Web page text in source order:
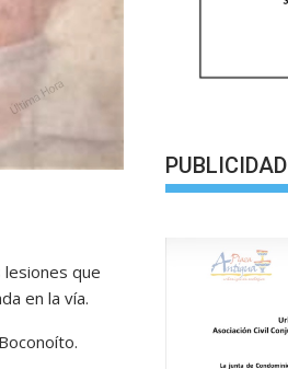
lesiones que
en la vía.
PUBLICIDAD